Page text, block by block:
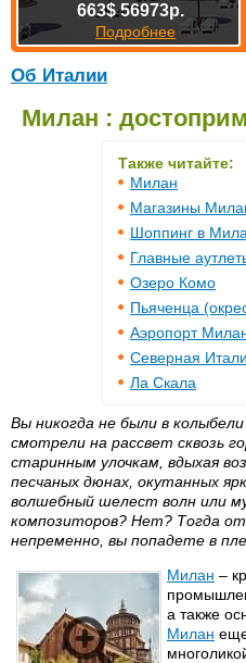
Об Италии
Милан :
Также читайте:
Милан
Магазины
Шоппинг в
Главные
Озеро Комо
Пьяченца
Аэропорт
Северная
Ла Скала
Вы никогда не были в
смотрели на рассвет сквозь
старинным улочкам, вдыхая
песчаных дюнах, окутанных
волшебный шелест волн или
композиторов? Нет? Тогда
непременно, вы попадете в
Милан –
а также
Милан
663$ 56973р.
Подробнее